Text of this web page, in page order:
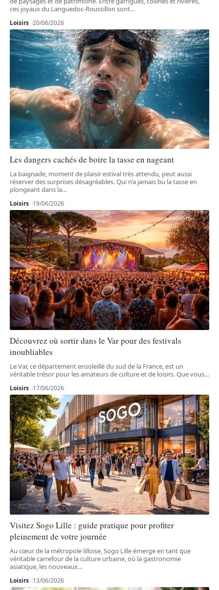
ces joyaux du Languedoc-Roussillon sont…
Loisirs 20/06/2026
Les dangers cachés de boire la tasse en nageant
La baignade, moment de plaisir estival très attendu, peut aussi
réserver des surprises désagréables. Qui n’a jamais bu la tasse en
plongeant dans la…
Loisirs 19/06/2026
Découvrez où sortir dans le Var pour des festivals
inoubliables
Le Var, ce département ensoleillé du sud de la France, est un
véritable trésor pour les amateurs de culture et de loisirs. Que vous…
Loisirs 17/06/2026
Visitez Sogo Lille : guide pratique pour profiter
pleinement de votre journée
Au cœur de la métropole lilloise, Sogo Lille émerge en tant que
véritable carrefour de la culture urbaine, où la gastronomie
asiatique, les nouveaux…
Loisirs 13/06/2026